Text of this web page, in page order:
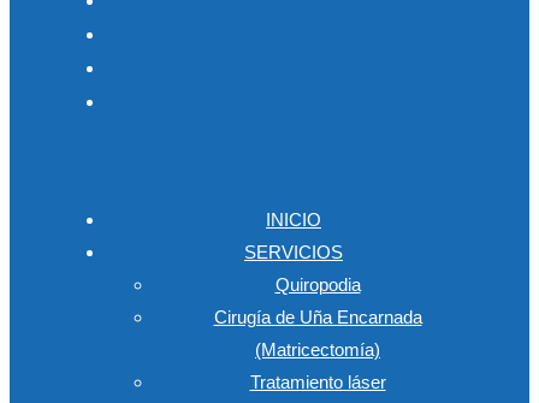
INICIO
SERVICIOS
Quiropodia
Cirugía de Uña Encarnada
(Matricectomía)
Tratamiento láser